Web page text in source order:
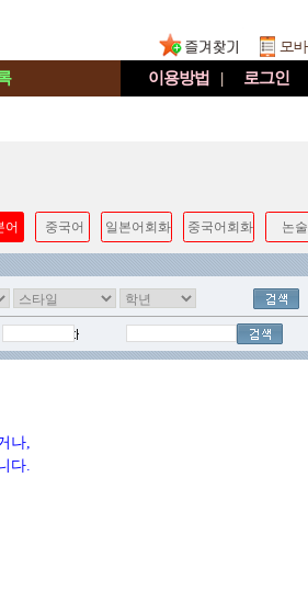
이용방법 | 로그인
어 중국어 일본어회화 중국어회화 논술
나,
다.